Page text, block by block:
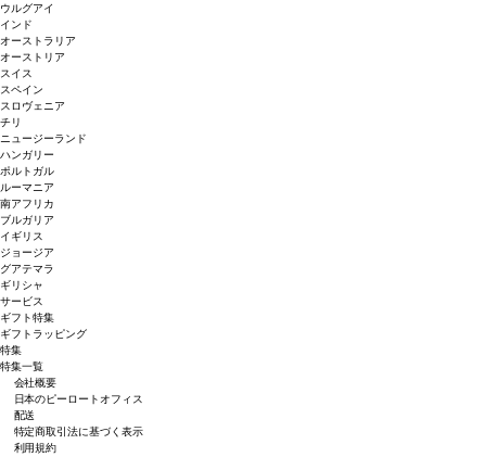
ウルグアイ
インド
オーストラリア
オーストリア
スイス
スペイン
スロヴェニア
チリ
ニュージーランド
ハンガリー
ポルトガル
ルーマニア
南アフリカ
ブルガリア
イギリス
ジョージア
グアテマラ
ギリシャ
サービス
ギフト特集
ギフトラッピング
特集
特集一覧
会社概要
日本のピーロートオフィス
配送
特定商取引法に基づく表示
利用規約